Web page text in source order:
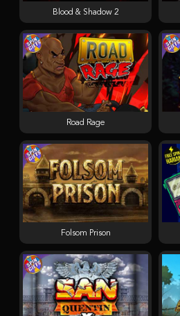
Blood & Shadow 2
Folsom Prison
Road Rage